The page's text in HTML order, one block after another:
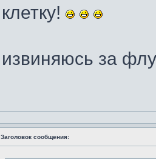
клетку!
извиняюсь за
Заголовок сообщения: